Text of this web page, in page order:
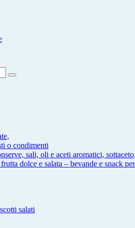
un posto a tavola
Search
o condimenti
sali, oli e aceti aromatici, sottaceto,
dolce e salata – bevande e snack
salati